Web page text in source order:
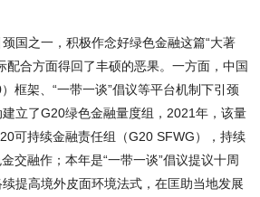
国之一，积极作念好绿色金融这篇“大著
配合方面得回了丰硕的恶果。一方面，中国
框架、“一带一谈”倡议等平台机制下引颈
立了G20绿色金融量度组，2021年，该量
可持续金融责任组（G20 SFWG），持续
交融作；本年是“一带一谈”倡议提议十周
提高境外皮面环境法式，在匡助当地发展